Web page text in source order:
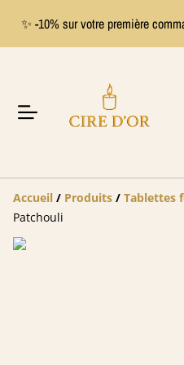
✨ -10% sur votre première
Accueil / Produits / Tablettes
Patchouli